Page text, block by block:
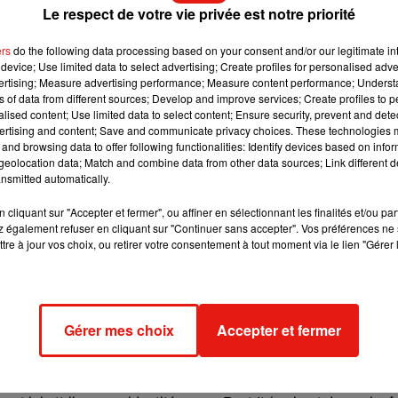
donc, en cette période de confinement où vos
d’âge. Avec un minimum de trois joueurs, disposez
desdites chaises pendant que de la musique est diffusée.
plus rapidement possible. Celui qui ne trouve pas de siège
retirée. Pour la finale en duo, il ne reste ensuite plus
!
à l’infini : musique, nourriture, objets, etc. Un blind-test
chanson. On peut aussi s’inspirer de l’émission «
deviner la suite des paroles d’une chanson, comme la
assurément sur le bout des doigts !
ses partenaires et on leur fait goûter et deviner des
famille !
marrant en famille ou entre amis. Tout d’abord, chaque
Le respect de votre vie privée est notre priorité
do the following data processing based on your consent and/or our legitimate
Use limited data to select advertising; Create profiles for personalised
Measure advertising performance; Measure content performance;
of data from different sources; Develop and improve services; Create profiles to
content; Use limited data to select content; Ensure security, prevent and
and content; Save and communicate privacy choices. These technologies
browsing data to offer following functionalities: Identify devices based on
data; Match and combine data from other data sources; Link different
automatically.
cliquant sur "Accepter et fermer", ou affiner en sélectionnant les finalités et/ou
également refuser en cliquant sur "Continuer sans accepter". Vos préférences
à jour vos choix, ou retirer votre consentement à tout moment via le lien
Gérer mes choix Accepter et fermer